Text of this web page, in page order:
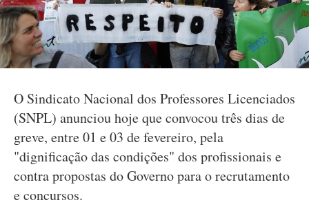
O Sindicato Nacional dos Professores Licenciados
(SNPL) anunciou hoje que convocou três dias de
greve, entre 01 e 03 de fevereiro, pela
"dignificação das condições" dos profissionais e
contra propostas do Governo para o recrutamento
e concursos.